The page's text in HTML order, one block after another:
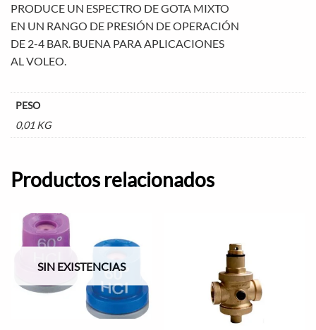
PRODUCE UN ESPECTRO DE GOTA MIXTO
EN UN RANGO DE PRESIÓN DE OPERACIÓN
DE 2-4 BAR. BUENA PARA APLICACIONES
AL VOLEO.
PESO
0,01 KG
Productos relacionados
SIN EXISTENCIAS